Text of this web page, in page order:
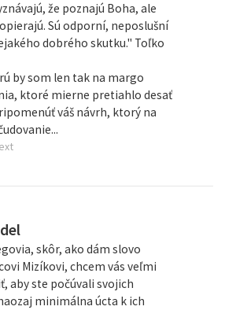
že poznajú Boha, ale
Sú odporní, neposlušní
dobrého skutku." Toľko
by som len tak na margo
ktoré mierne pretiahlo desať
váš návrh, ktorý na
skôr, ako dám slovo
Mizíkovi, chcem vás veľmi
aby ste počúvali svojich
minimálna úcta k ich